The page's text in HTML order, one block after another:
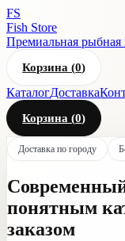
FS
Fish Store
Премиальная рыбная
Корзина (0)
КаталогДоставка
Корзина (0)
Доставка по городу
понятным
заказом